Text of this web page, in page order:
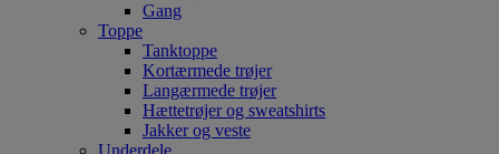
Gang
Toppe
Tanktoppe
Kortærmede trøjer
Langærmede trøjer
Hættetrøjer og sweatshirts
Jakker og veste
Underdele